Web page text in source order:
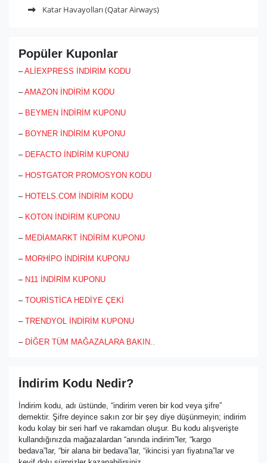
Katar Havayolları (Qatar Airways)
Popüler Kuponlar
–ALİEXPRESS İNDİRİM KODU
–AMAZON İNDİRİM KODU
– BEYMEN İNDİRİM KUPONU
– BOYNER İNDİRİM KUPONU
– DEFACTO İNDİRİM KUPONU
– HOSTGATOR PROMOSYON KODU
– HOTELS.COM İNDİRİM KODU
– KOTON İNDİRİM KUPONU
– MEDİAMARKT İNDİRİM KUPONU
– MORHİPO İNDİRİM KUPONU
– N11 İNDİRİM KUPONU
– TOURİSTİCA HEDİYE ÇEKİ
– TRENDYOL İNDİRİM KUPONU
– DİĞER TÜM MAĞAZALARA BAKIN..
İndirim Kodu Nedir?
İndirim kodu, adı üstünde, “indirim veren bir kod veya şifre”
demektir. Şifre deyince sakın zor bir şey diye düşünmeyin; indirim
kodu kolay bir seri harf ve rakamdan oluşur. Bu kodu alışverişte
kullandığınızda mağazalardan “anında indirim”ler, “kargo
bedava”lar, “bir alana bir bedava”lar, “ikincisi yarı fiyatına”lar ve